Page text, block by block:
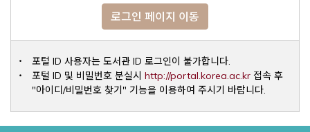
로그인 페이지 이동
포털 ID 사용자는 도서관 ID 로그인이 불가합니다.
포털 ID 및 비밀번호 분실시 http://portal.korea.ac.krOpens a
접속 후
"아이디/비밀번호 찾기" 기능을 이용하여 주시기 바랍니다.